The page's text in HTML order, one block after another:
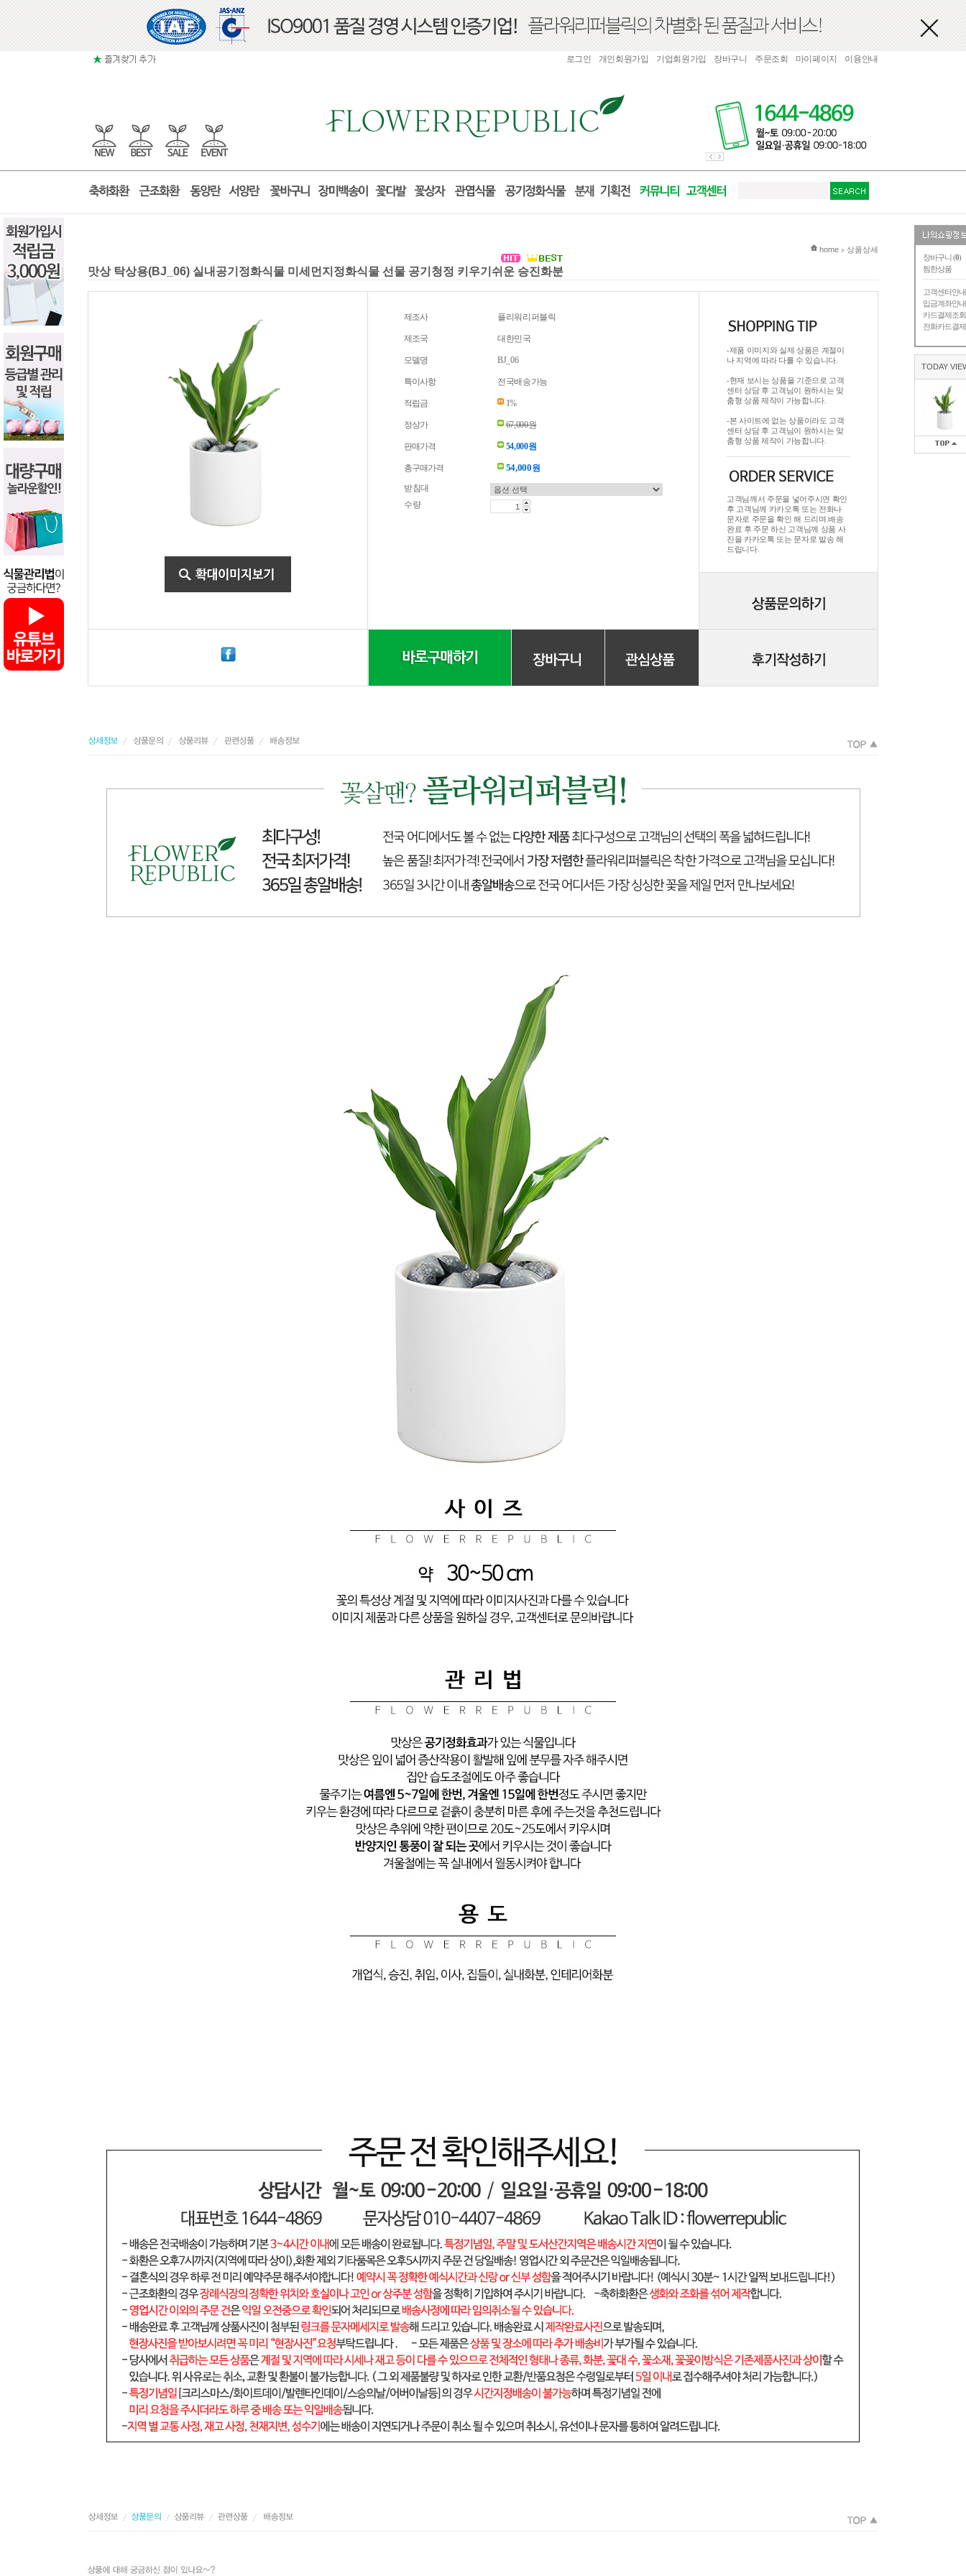
장바구니 (0)
찜한상품
고객센터안내
입금계좌안내
카드결제조회
전화카드결제
TODAY
로그인 개인회원가입 기업회원가입 장바구니 주문조회 마이페이지 이용안내
현재 위치
home > 상품상세
맛상 탁상용(BJ_06) 실내공기정화식물 미세먼지정화식물 선물 공기청정 키우기쉬운 승진화분
제조사 플리워리퍼블릭
제조국 대한민국
모델명 BJ_06
특이사항 전국배송가능
적립금 1%
정상가 67,000원
판매가격 54,000원
총구매가격 54,000원
받침대
수량
-제품 이미지와 실제 상품은 계절이
나 지역에 따라 다를 수 있습니다.
-현재 보시는 상품을 기준으로 고객
센터 상담 후 고객님이 원하시는 맞
춤형 상품 제작이 가능합니다.
-본 사이트에 없는 상품이라도 고객
센터 상담 후 고객님이 원하시는 맞
춤형 상품 제작이 가능합니다.
고객님께서 주문을 넣어주시면 확인
후 고객님께 카카오톡 또는 전화나
문자로 주문을 확인 해 드리며.배송
완료 후 주문 하신 고객님께 상품 사
진을 카카오톡 또는 문자로 발송 해
드립니다.